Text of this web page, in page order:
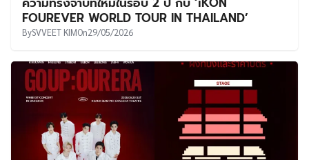
FOUREVER WORLD TOUR IN THAILAND’
BySVVEET KIMOn29/05/2026